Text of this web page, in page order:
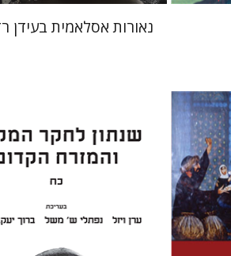
נאורות אסלאמית בעידן
ערן ויזל נפתלי ש' משל